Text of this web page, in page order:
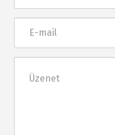
mail